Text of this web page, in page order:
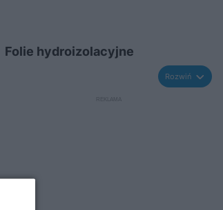
Folie hydroizolacyjne
Rozwiń